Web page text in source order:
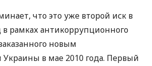
что это уже второй иск в
рамках антикоррупционного
новым
Украины в мае 2010 года. Первый